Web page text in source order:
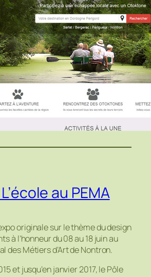
au PEMA
originale sur le thème du design
à l’honneur du 08 au 18 juin au
des Métiers d’Art de Nontron.
et jusqu’en janvier 2017, le Pôle